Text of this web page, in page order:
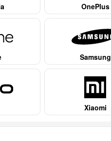
OnePlus
Samsung
Xiaomi